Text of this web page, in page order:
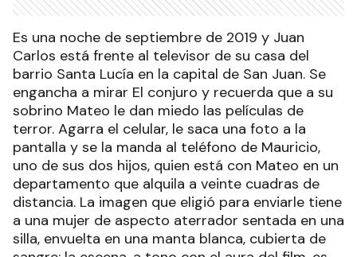
Es una noche de septiembre de 2019 y Juan
Carlos está frente al televisor de su casa del
barrio Santa Lucía en la capital de San Juan. Se
engancha a mirar El conjuro y recuerda que a su
sobrino Mateo le dan miedo las películas de
terror. Agarra el celular, le saca una foto a la
pantalla y se la manda al teléfono de Mauricio,
uno de sus dos hijos, quien está con Mateo en un
departamento que alquila a veinte cuadras de
distancia. La imagen que eligió para enviarle tiene
a una mujer de aspecto aterrador sentada en una
silla, envuelta en una manta blanca, cubierta de